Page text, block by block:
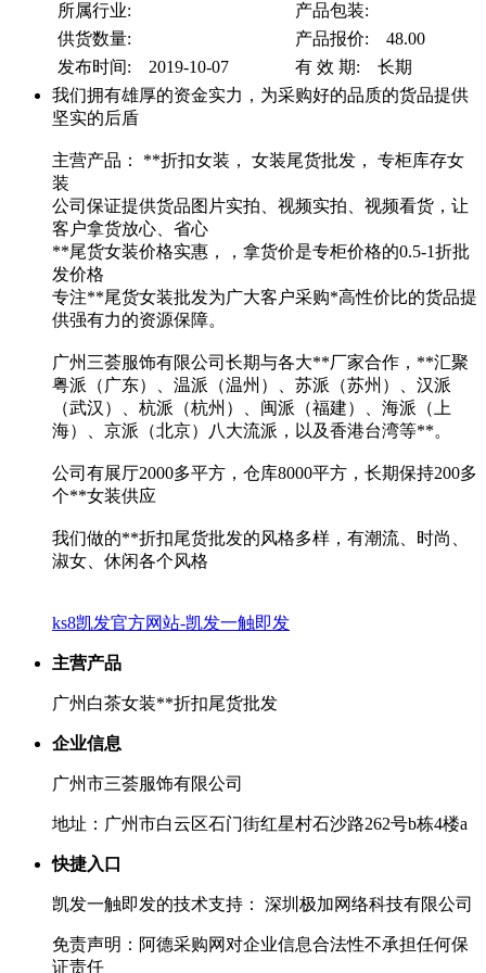
所属行业:
产品包装:
供货数量:
产品报价: 48.00
发布时间: 2019-10-07
有 效 期: 长期
我们拥有雄厚的资金实力，为采购好的品质的货品提供
坚实的后盾
主营产品： **折扣女装， 女装尾货批发， 专柜库存女
装
公司保证提供货品图片实拍、视频实拍、视频看货，让
客户拿货放心、省心
**尾货女装价格实惠，，拿货价是专柜价格的0.5-1折批
发价格
专注**尾货女装批发为广大客户采购*高性价比的货品提
供强有力的资源保障。
广州三荟服饰有限公司长期与各大**厂家合作，**汇聚
粤派（广东）、温派（温州）、苏派（苏州）、汉派
（武汉）、杭派（杭州）、闽派（福建）、海派（上
海）、京派（北京）八大流派，以及香港台湾等**。
公司有展厅2000多平方，仓库8000平方，长期保持200多
个**女装供应
我们做的**折扣尾货批发的风格多样，有潮流、时尚、
淑女、休闲各个风格
ks8凯发官方网站-凯发一触即发
主营产品
广州白茶女装**折扣尾货批发
企业信息
广州市三荟服饰有限公司
地址：广州市白云区石门街红星村石沙路262号b栋4楼a
快捷入口
凯发一触即发的技术支持： 深圳极加网络科技有限公司
免责声明：阿德采购网对企业信息合法性不承担任何保
证责任